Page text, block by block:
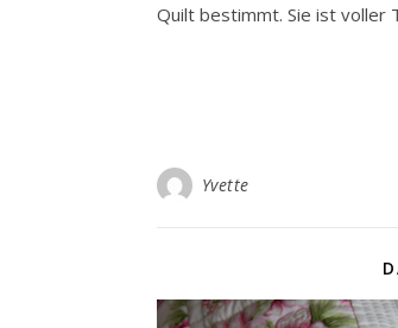
Quilt bestimmt. Sie ist voller
Yvette